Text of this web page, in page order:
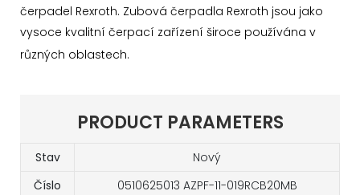
čerpadel Rexroth. Zubová čerpadla Rexroth jsou jako
vysoce kvalitní čerpací zařízení široce používána v
různých oblastech.
PRODUCT PARAMETERS
Stav
Nový
Číslo
0510625013 AZPF-11-019RCB20MB